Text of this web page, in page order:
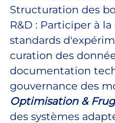
Structuration des
R&D : Participer à
standards
curation des
documentation
gouvernance des
Optimisation &
des systèmes